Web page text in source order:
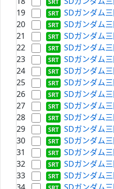
19
SDガンダム
20
SDガンダム
21
SDガンダム
22
SDガンダム
23
SDガンダム
24
SDガンダム
25
SDガンダム
26
SDガンダム
27
SDガンダム
28
SDガンダム
29
SDガンダム
30
SDガンダム
31
SDガンダム
32
SDガンダム
33
SDガンダム